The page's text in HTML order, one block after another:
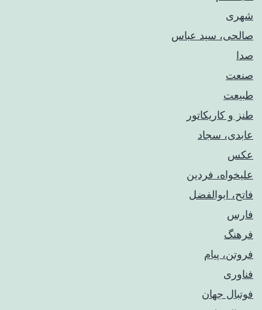
شهری
صالحی، سید عباس
صدا
صنعت
طبیعت
طنز و کاریکاتور
عابدی، سجاد
عکس
علیخواه، فردین
فاتح، ابوالفضل
فارس
فرهنگ
فروتن، پیام
فناوری
فوتبال جهان